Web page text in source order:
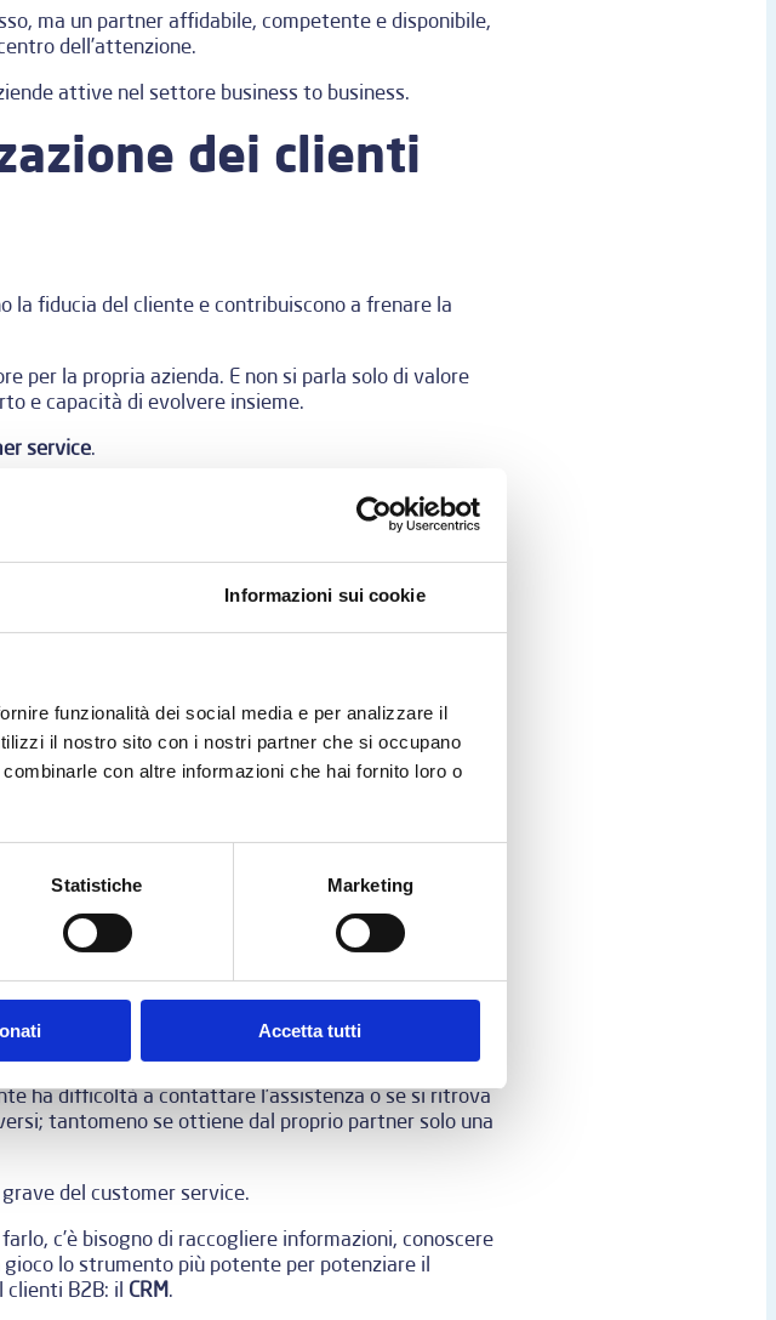
Informazioni sui cookie
funzionalità dei social media e per analizzare il
il nostro sito con i nostri partner che si occupano
con altre informazioni che hai fornito loro o
Statistiche Marketing
Accetta tutti
ma un partner affidabile, competente e disponibile,
dell’attenzione.
attive nel settore business to business.
dei clienti
la fiducia del cliente e contribuiscono a frenare la
per la propria azienda. E non si parla solo di valore
e capacità di evolvere insieme.
service.
problemi: i tempi di attesa infiniti per una richiesta,
le stesse informazioni. Tutte queste inefficienze
service
poi, una volta acquisiti, non riservano più loro le
più debole dopo la vendita
perché spinge il cliente a sentirsi tradito e
firma del contratto, non solo viene meno la
anche gli aspetti che sembrano secondari
ambito, ma soprattutto nel B2B, il cliente
ha difficoltà a contattare l’assistenza o se si ritrova
tantomeno se ottiene dal proprio partner solo una
del customer service.
c’è bisogno di raccogliere informazioni, conoscere
lo strumento più potente per potenziare il
clienti B2B: il CRM.